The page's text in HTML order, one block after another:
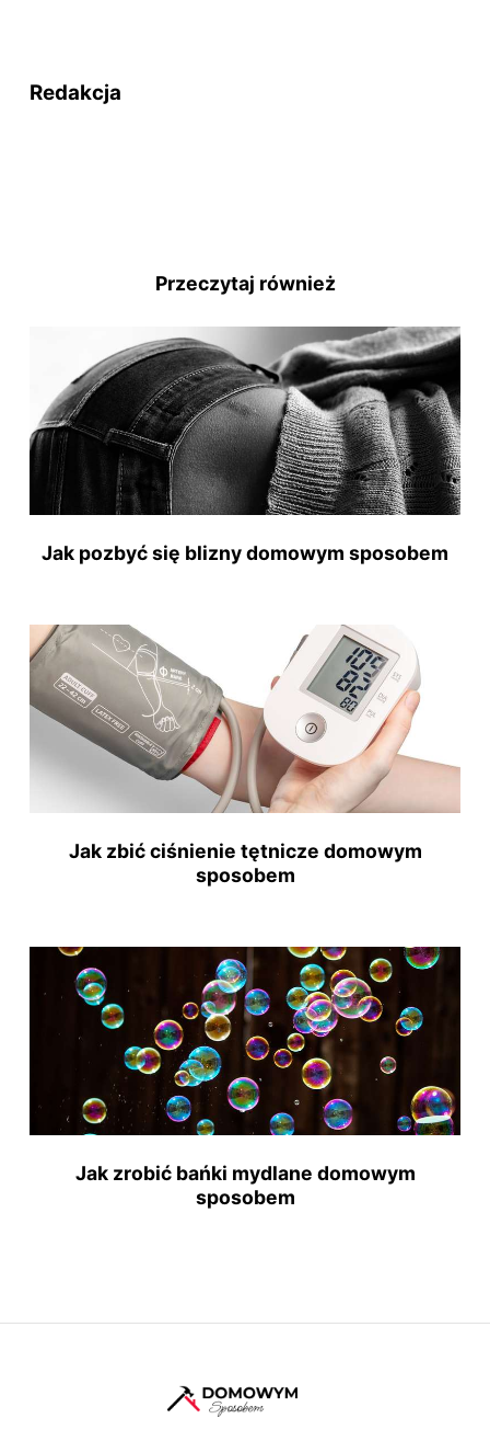
Redakcja
Przeczytaj również
Jak pozbyć się blizny domowym sposobem
Jak zbić ciśnienie tętnicze domowym
sposobem
Jak zrobić bańki mydlane domowym
sposobem